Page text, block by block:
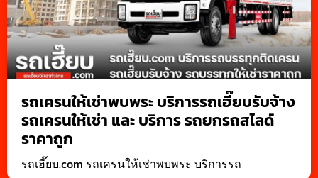
รถเครนให้เช่าพบพระ บริการรถเฮี๊ยบรับจ้าง
รถเครนให้เช่า และ บริการ รถยกรถสไลด์
ราคาถูก
รถเฮี๊ยบ.com รถเครนให้เช่าพบพระ บริการรถ